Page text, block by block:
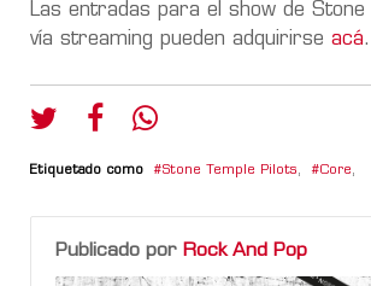
Las entradas para el show de Stone
vía streaming pueden adquirirse acá.
Etiquetado como Stone Temple Pilots, Core,
Publicado por Rock And Pop